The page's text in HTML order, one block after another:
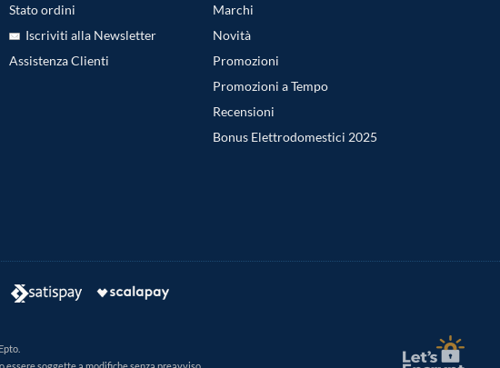
Stato ordini
Iscriviti alla Newsletter
Assistenza Clienti
Marchi
Novità
Promozioni
Promozioni a Tempo
Recensioni
Bonus Elettrodomestici 2025